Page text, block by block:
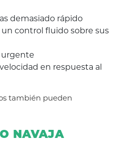
demasiado rápido
control fluido sobre sus
urgente
en respuesta al
también pueden
NAVAJA